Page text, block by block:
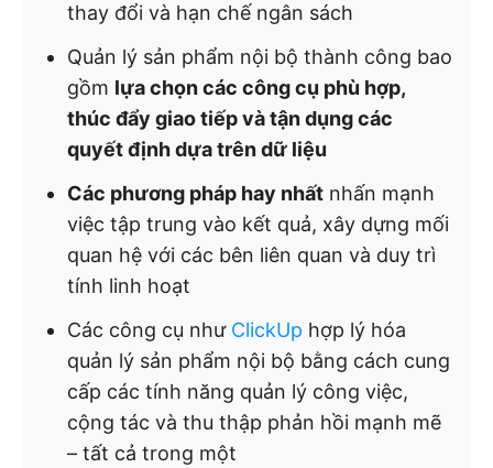
thay đổi và hạn chế ngân sách
Quản lý sản phẩm nội bộ thành công bao
gồm lựa chọn các công cụ phù hợp,
thúc đẩy giao tiếp và tận dụng các
quyết định dựa trên dữ liệu
Các phương pháp hay nhất nhấn mạnh
việc tập trung vào kết quả, xây dựng mối
quan hệ với các bên liên quan và duy trì
tính linh hoạt
Các công cụ như ClickUp hợp lý hóa
quản lý sản phẩm nội bộ bằng cách cung
cấp các tính năng quản lý công việc,
cộng tác và thu thập phản hồi mạnh mẽ
– tất cả trong một